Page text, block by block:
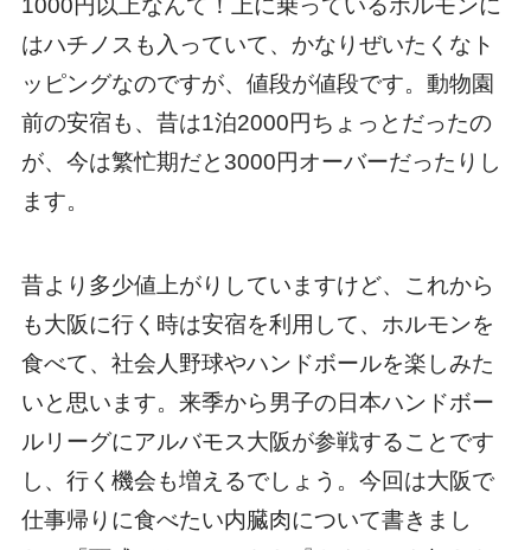
1000円以上なんて！上に乗っているホルモンに
はハチノスも入っていて、かなりぜいたくなト
ッピングなのですが、値段が値段です。動物園
前の安宿も、昔は1泊2000円ちょっとだったの
が、今は繁忙期だと3000円オーバーだったりし
ます。
昔より多少値上がりしていますけど、これから
も大阪に行く時は安宿を利用して、ホルモンを
食べて、社会人野球やハンドボールを楽しみた
いと思います。来季から男子の日本ハンドボー
ルリーグにアルバモス大阪が参戦することです
し、行く機会も増えるでしょう。今回は大阪で
仕事帰りに食べたい内臓肉について書きまし